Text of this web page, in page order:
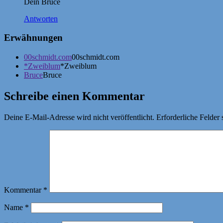
Antworten
Erwähnungen
00schmidt.com00schmidt.com
*Zweiblum*Zweiblum
BruceBruce
Schreibe einen Kommentar
Deine E-Mail-Adresse wird nicht veröffentlicht. Erforderliche Felder
Kommentar *
Name *